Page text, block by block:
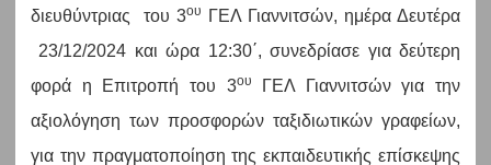
διευθύντριας του 3ου
ΓΕΛ Γιαννιτσών, ημέρα Δευτέρα
23/12/2024 και ώρα 12:30΄, συνεδρίασε για δεύτερη
φορά η Επιτροπή του 3ου
ΓΕΛ Γιαννιτσών για την
αξιολόγηση των προσφορών ταξιδιωτικών γραφείων,
για την πραγματοποίηση της εκπαιδευτικής επίσκεψης